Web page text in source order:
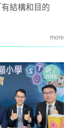
結構和目的
more